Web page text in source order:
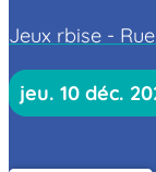
Jeux rbise -
jeu. 10 déc.